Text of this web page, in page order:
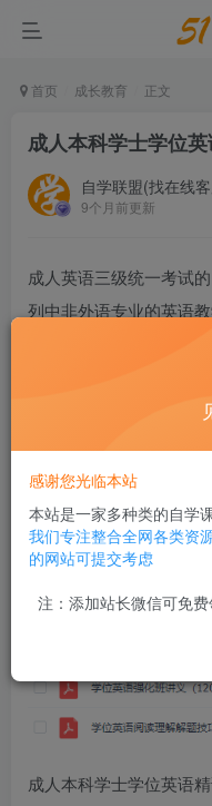
首页 成长教育 正文
成人本科学士学位
自学联盟(找在线
9个月前更新
成人英语三级统一考试
列中非外语专业的英语
学位的授予质量。本考
点是考核学生的阅读能
成人本科学士学位英语
感谢您光临本站
本站是一家多种类的自学
我们专注整合全网各类资
的网站可提交考虑
注：添加站长微信可免费